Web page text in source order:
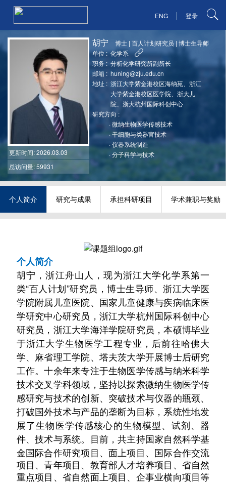
ENG | 登录
更新时间: 2026.03.03
总访问量: 59931
胡宁 博士 |百人计划研究员 |博士生导师
单位 : 化学系
职务 : 分析化学研究所副所长
邮箱 : huning@zju.edu.cn
地址 : 浙江大学紫金港校区海纳苑、浙江
大学紫金港校区医学院、浙大儿
院、浙大杭州国际科创中心
研究方向 :
·微纳生物医学传感技术
·干细胞与类器官技术
·仪器系统制造
·分子科学与技术
个人简介 研究与成果 承担科研项目 学术兼职与奖励
个人简介
胡宁，浙江舟山人，现为浙江大学化学系第一
类“百人计划”研究员 ，博士生导师、浙江大学医
学院附属儿童医院、 国家儿童健康与疾病临床医
学研究中心研究员 ， 浙江大学杭州国际科创中心
研究员，浙江大学海洋学院研究员，本硕博毕业
于浙江大学生物医学工程专业，后前往哈佛大
学、麻省理工学院、塔夫茨大学开展博士后研究
工作。十余年来专注于生物医学传感与纳米科学
技术交叉学科领域，坚持以探索微纳生物医学传
感研究与技术的创新、突破技术与仪器的瓶颈、
打破国外技术与产品的垄断为目标，系统性地发
展了生物医学传感核心的生物模型、试剂、器
件、技术与系统。目前，共主持国家自然科学基
金国际合作研究项目、面上项目、国际合作交流
项目、青年项目、教育部人才培养项目、省自然
重点项目、省自然面上项目、企事业横向项目等